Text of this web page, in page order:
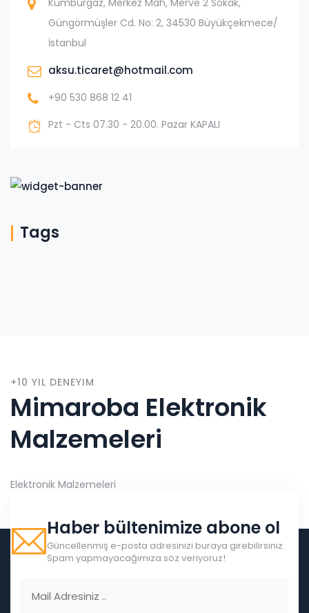
Kumburgaz, Merkez Mah, Merve 2 Sokak,
Güngörmüşler Cd. No: 2, 34530 Büyükçekmece/
İstanbul
aksu.ticaret@hotmail.com
+90 530 868 12 41
Pzt - Cts 07.30 - 20.00. Pazar KAPALI
Tags
+10 YIL DENEYIM
Mimaroba Elektronik
Malzemeleri
Elektronik Malzemeleri
Haber bültenimize abone ol
Güncellenmiş e-posta adresinizi buraya girebilirsiniz.
Spam yapmayacağımıza söz veriyoruz!